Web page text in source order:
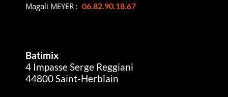
Magali MEYER : 06.82.90.18.67
Batimix
4 Impasse Serge Reggiani
44800 Saint-Herblain